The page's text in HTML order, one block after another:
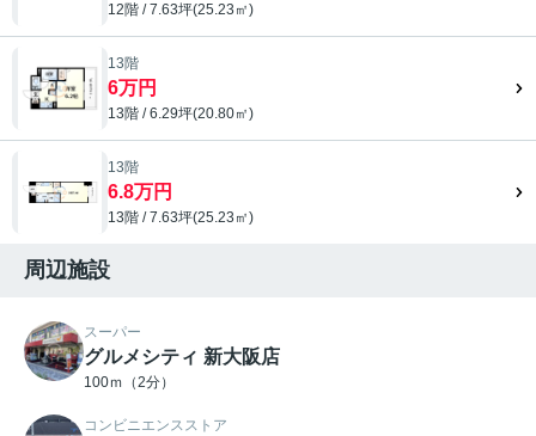
12階 / 7.63坪(25.23㎡)
13階
6万円
13階 / 6.29坪(20.80㎡)
13階
6.8万円
13階 / 7.63坪(25.23㎡)
周辺施設
スーパー
グルメシティ 新大阪店
100ｍ（2分）
コンビニエンスストア